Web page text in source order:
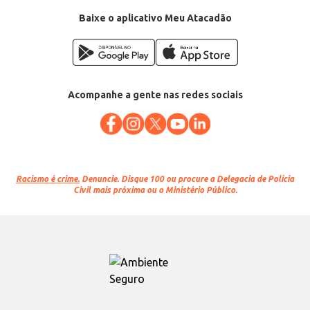
Baixe o aplicativo Meu Atacadão
Acompanhe a gente nas redes sociais
Racismo é crime. Denuncie. Disque 100 ou procure a Delegacia de Polícia
Civil mais próxima ou o Ministério Público.